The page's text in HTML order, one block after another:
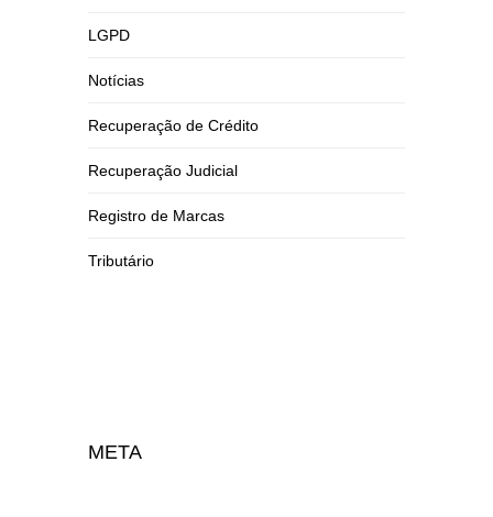
LGPD
Notícias
Recuperação de Crédito
Recuperação Judicial
Registro de Marcas
Tributário
META